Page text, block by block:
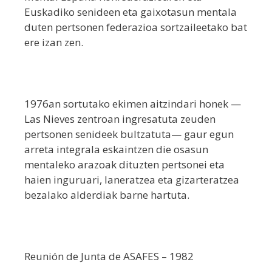
Euskadiko senideen eta gaixotasun mentala
duten pertsonen federazioa sortzaileetako bat
ere izan zen.
1976an sortutako ekimen aitzindari honek —
Las Nieves zentroan ingresatuta zeuden
pertsonen senideek bultzatuta— gaur egun
arreta integrala eskaintzen die osasun
mentaleko arazoak dituzten pertsonei eta
haien inguruari, laneratzea eta gizarteratzea
bezalako alderdiak barne hartuta.
Reunión de Junta de ASAFES – 1982